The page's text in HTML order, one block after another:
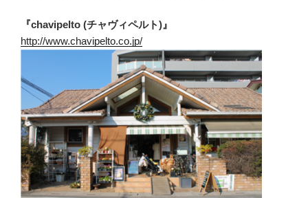
『chavipelto (チャヴィペルト)』
http://www.chavipelto.co.jp/